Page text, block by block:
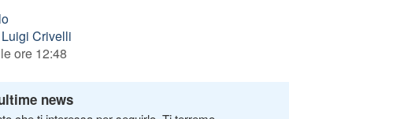
Crivelli
ore 12:48
news